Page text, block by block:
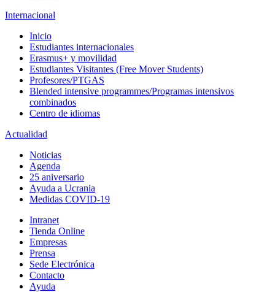
Internacional
Inicio
Estudiantes internacionales
Erasmus+ y movilidad
Estudiantes Visitantes (Free Mover Students)
Profesores/PTGAS
Blended intensive programmes/Programas intensivos
combinados
Centro de idiomas
Actualidad
Noticias
Agenda
25 aniversario
Ayuda a Ucrania
Medidas COVID-19
Intranet
Tienda Online
Empresas
Prensa
Sede Electrónica
Contacto
Ayuda